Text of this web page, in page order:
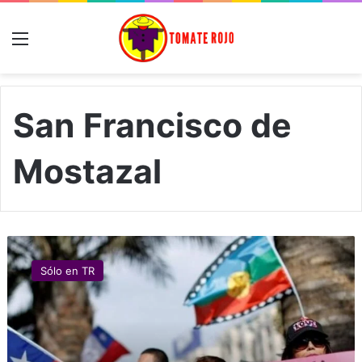
San Francisco de
Mostazal
A
l
v
i
n
S
Sólo en TR